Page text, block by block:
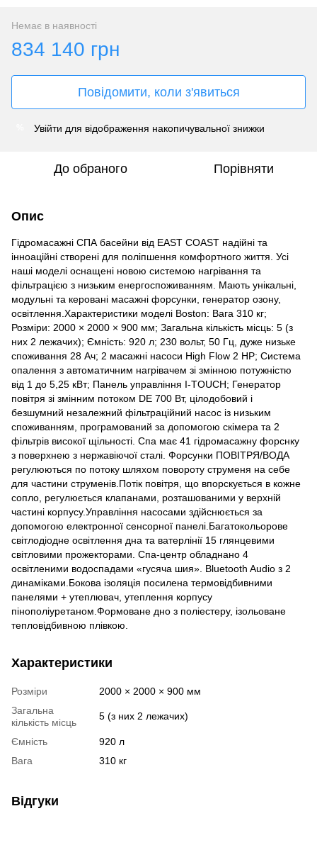
Немає в наявності
834 140 грн
Повідомити, коли з'явиться
Увійти для відображення накопичувальної знижки
До обраного Порівняти
Опис
Гідромасажні СПА басейни від EAST COAST надійні та
інноаційні створені для поліпшення комфортного життя. Усі
наші моделі оснащені новою системою нагрівання та
фільтрацією з низьким енергоспоживанням. Мають унікальні,
модульні та керовані масажні форсунки, генератор озону,
освітлення.Характеристики моделі Boston: Вага 310 кг;
Розміри: 2000 × 2000 × 900 мм; Загальна кількість місць: 5 (з
них 2 лежачих); Ємність: 920 л; 230 вольт, 50 Гц, дуже низьке
споживання 28 Ач; 2 масажні насоси High Flow 2 HP; Система
опалення з автоматичним нагрівачем зі змінною потужністю
від 1 до 5,25 кВт; Панель управління I-TOUCH; Генератор
повітря зі змінним потоком DE 700 Вт, цілодобовий і
безшумний незалежний фільтраційний насос із низьким
споживанням, програмований за допомогою скімера та 2
фільтрів високої щільності. Спа має 41 гідромасажну форснку
з поверхнею з нержавіючої сталі. Форсунки ПОВІТРЯ/ВОДА
регулюються по потоку шляхом повороту струменя на себе
для частини струменів.Потік повітря, що впорскується в кожне
сопло, регулюється клапанами, розташованими у верхній
частині корпусу.Управління насосами здійснюється за
допомогою електронної сенсорної панелі.Багатокольорове
світлодіодне освітлення дна та ватерлінії 15 глянцевими
світловими прожекторами. Спа-центр обладнано 4
освітленими водоспадами «гусяча шия». Bluetooth Audio з 2
динаміками.Бокова ізоляція посилена термовідбивними
панелями + утеплювач, утеплення корпусу
пінополіуретаном.Формоване дно з поліестеру, ізольоване
тепловідбивною плівкою.
Характеристики
Розміри
2000 × 2000 × 900 мм
Загальна
кількість місць
5 (з них 2 лежачих)
Ємність
920 л
Вага
310 кг
Відгуки